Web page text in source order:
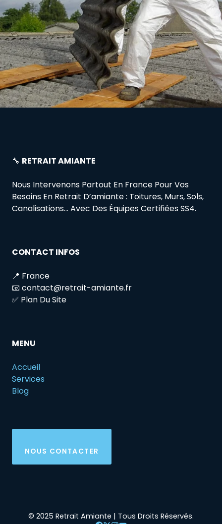
🔧 RETRAIT AMIANTE
Nous Intervenons Partout En France Pour Vos
Besoins En Retrait D’amiante : Toitures, Murs, Sols,
Canalisations… Avec Des Équipes Certifiées SS4.
CONTACT INFOS
📍 France
📧 contact@retrait-amiante.fr
✅ Plan Du Site
MENU
Accueil
Services
Blog
NOUS CONTACTER
© 2025 Retrait Amiante | Tous Droits Réservés.